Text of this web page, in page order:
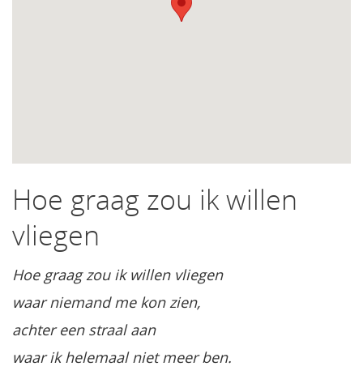
Hoe graag zou ik willen
vliegen
Hoe graag zou ik willen vliegen
waar niemand me kon zien,
achter een straal aan
waar ik helemaal niet meer ben.